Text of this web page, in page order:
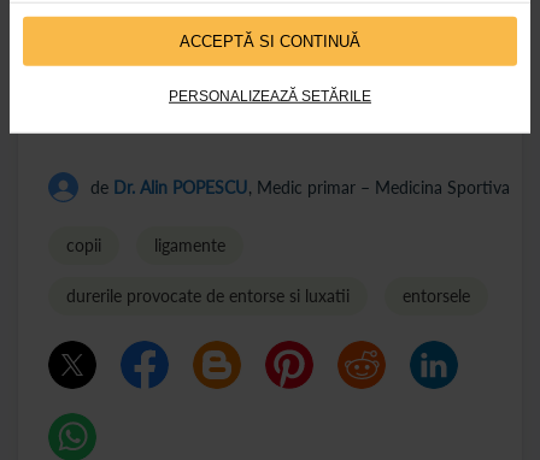
ACCEPTĂ SI CONTINUĂ
PERSONALIZEAZĂ SETĂRILE
recomandate de catre medic.In situatii foarte rare,
entorsele pot necesita tratament chirurgical pentru
repararea ligamentelor afectate, urmat de o perioada de
recuperare medicala ce asigura grabirea vindecarii si
reluarea activitatilor.
de Dr. Alin POPESCU, Medic primar – Medicina Sportiva
copii ligamente
durerile provocate de entorse si luxatii entorsele